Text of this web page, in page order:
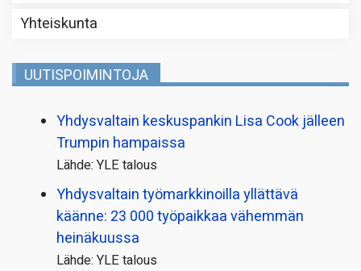
Yhteiskunta
UUTISPOIMINTOJA
Yhdysvaltain keskuspankin Lisa Cook jälleen
Trumpin hampaissa
Lähde: YLE talous
Yhdysvaltain työmarkkinoilla yllättävä
käänne: 23 000 työpaikkaa vähemmän
heinäkuussa
Lähde: YLE talous